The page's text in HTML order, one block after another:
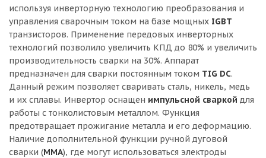
используя инверторную технологию преобразования и
управления сварочным током на базе мощных IGBT
транзисторов. Применение передовых инверторных
технологий позволило увеличить КПД до 80% и увеличить
производительность сварки на 30%. Аппарат
предназначен для сварки постоянным током TIG DC.
Данный режим позволяет сваривать сталь, никель, медь
и их сплавы. Инвертор оснащен импульсной сваркой для
работы с тонколистовым металлом. Функция
предотвращает прожигание металла и его деформацию.
Наличие дополнительной функции ручной дуговой
сварки (MMA), где могут использоваться электроды